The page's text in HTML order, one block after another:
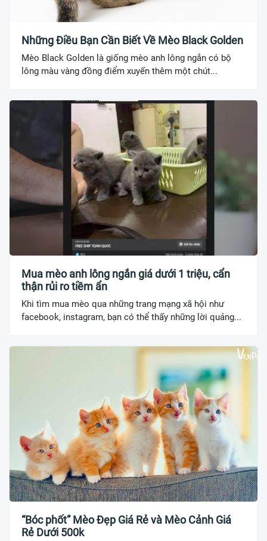
Những Điều Bạn Cần Biết Về Mèo Black Golden
Mèo Black Golden là giống mèo anh lông ngắn có bộ
lông màu vàng đồng điểm xuyến thêm một chút...
Mua mèo anh lông ngắn giá dưới 1 triệu, cẩn
thận rủi ro tiềm ẩn
Khi tìm mua mèo qua những trang mạng xã hội như
facebook, instagram, bạn có thể thấy những lời quảng...
“Bóc phốt” Mèo Đẹp Giá Rẻ và Mèo Cảnh Giá
Rẻ Dưới 500k